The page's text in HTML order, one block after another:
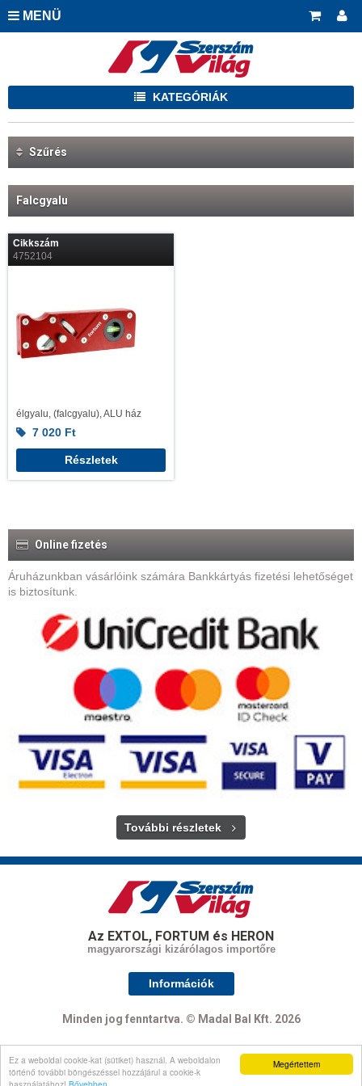
Megértettem
Ez a weboldal cookie-kat (sütiket) használ. A weboldalon
történő további böngészéssel hozzájárul a cookie-k
MENÜ
KATEGÓRIÁK
Szűrés
Falcgyalu
Cikkszám
4752104
élgyalu, (falcgyalu), ALU ház
7 020 Ft
Részletek
Online fizetés
Áruházunkban vásárlóink számára Bankkártyás fizetési lehetőséget
is biztosítunk.
További részletek
Az EXTOL, FORTUM és HERON
magyarországi kizárólagos importőre
Információk
Minden jog fenntartva. © Madal Bal Kft. 2026
Oldal tetejére